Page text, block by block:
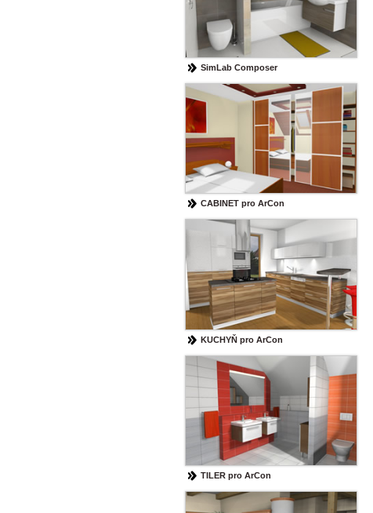
SimLab Composer
CABINET pro ArCon
KUCHYŇ pro ArCon
TILER pro ArCon